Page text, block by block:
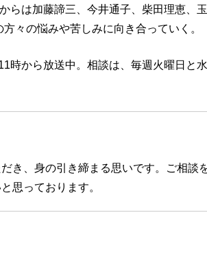
らは加藤諦三、今井通子、柴田理恵、
々の悩みや苦しみに向き合っていく。
時から放送中。相談は、毎週火曜日と
き、身の引き締まる思いです。ご相談
思っております。